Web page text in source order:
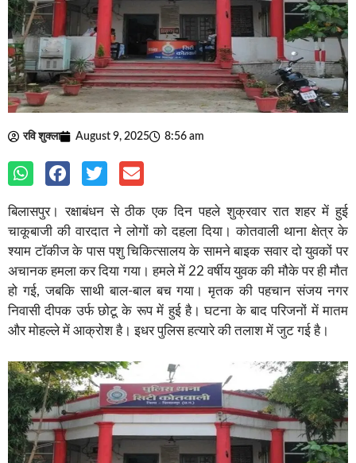
रवि शुक्ला August 9, 2025 8:56 am
बिलासपुर। रक्षाबंधन से ठीक एक दिन पहले शुक्रवार रात शहर में हुई
चाकूबाजी की वारदात ने लोगों को दहला दिया। कोतवाली थाना क्षेत्र के
श्याम टॉकीज के पास पशु चिकित्सालय के सामने बाइक सवार दो युवकों पर
अचानक हमला कर दिया गया। हमले में 22 वर्षीय युवक की मौके पर ही मौत
हो गई, जबकि साथी बाल-बाल बच गया। मृतक की पहचान संजय नगर
निवासी दीपक उर्फ छोटू के रूप में हुई है। घटना के बाद परिजनों में मातम
और मोहल्ले में आक्रोश है। इधर पुलिस हत्यारे की तलाश में जुट गई है।